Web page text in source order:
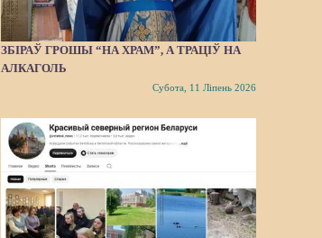
ЗБІРАЎ ГРОШЫ “НА ХРАМ”, А ТРАЦІЎ НА
АЛКАГОЛЬ
Субота, 11 Ліпень 2026